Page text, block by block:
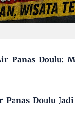
Panas Doulu:
Doulu